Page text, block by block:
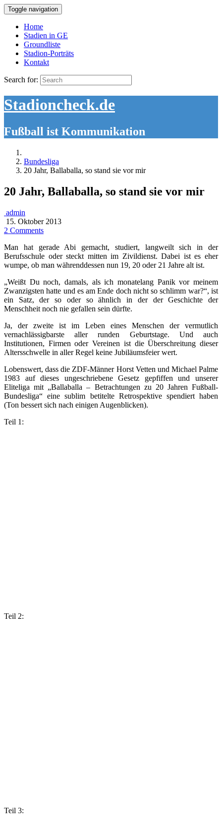
Toggle navigation
Home
Stadien in GE
Groundliste
Stadion-Porträts
Kontakt
Search for:
Stadioncheck.de
Fußball ist Kommunikation
Bundesliga
20 Jahr, Ballaballa, so stand sie vor mir
20 Jahr, Ballaballa, so stand sie vor mir
admin
15. Oktober 2013
2 Comments
Man hat gerade Abi gemacht, studiert, langweilt sich in der
Berufsschule oder steckt mitten im Zivildienst. Dabei ist es eher
wumpe, ob man währenddessen nun 19, 20 oder 21 Jahre alt ist.
„Weißt Du noch, damals, als ich monatelang Panik vor meinem
Zwanzigsten hatte und es am Ende doch nicht so schlimm war?“, ist
ein Satz, der so oder so ähnlich in der der Geschichte der
Menschheit noch nie gefallen sein dürfte.
Ja, der zweite ist im Leben eines Menschen der vermutlich
vernachlässigbarste aller runden Geburtstage. Und auch
Institutionen, Firmen oder Vereinen ist die Überschreitung dieser
Altersschwelle in aller Regel keine Jubiläumsfeier wert.
Lobenswert, dass die ZDF-Männer Horst Vetten und Michael Palme
1983 auf dieses ungeschriebene Gesetz gepfiffen und unserer
Eliteliga mit „Ballaballa – Betrachtungen zu 20 Jahren Fußball-
Bundesliga“ eine sublim betitelte Retrospektive spendiert haben
(Ton bessert sich nach einigen Augenblicken).
Teil 1:
Teil 2:
Teil 3: